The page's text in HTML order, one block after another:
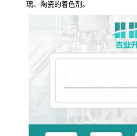
璃、陶瓷的着色剂。